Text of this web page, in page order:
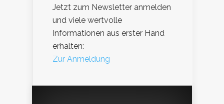
Jetzt zum Newsletter anmelden
und viele wertvolle
Informationen aus erster Hand
erhalten:
Zur Anmeldung